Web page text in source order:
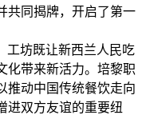
共同揭牌，开启了第一
工坊既让新西兰人民吃
化带来新活力。培黎职
推动中国传统餐饮走向
进双方友谊的重要纽